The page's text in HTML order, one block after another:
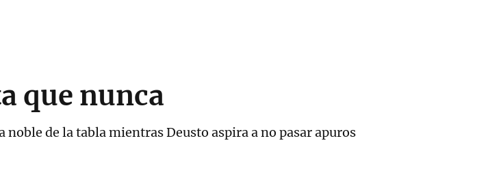
que nunca
de la tabla mientras Deusto aspira a no pasar apuros